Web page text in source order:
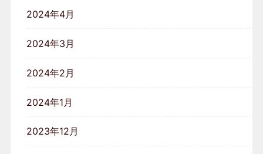
2024年4月
2024年3月
2024年2月
2024年1月
2023年12月